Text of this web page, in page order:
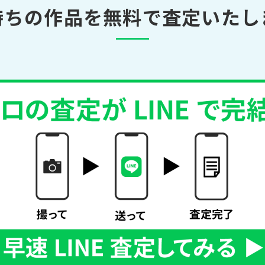
の作品を無料で査定いた